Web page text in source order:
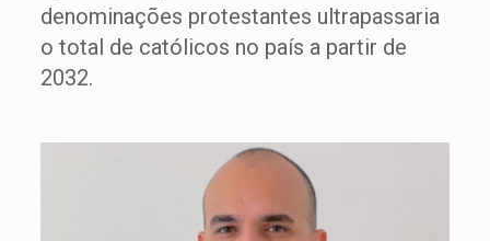
denominações protestantes ultrapassaria
o total de católicos no país a partir de
2032.